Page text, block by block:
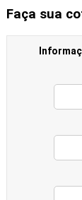
Faça sua